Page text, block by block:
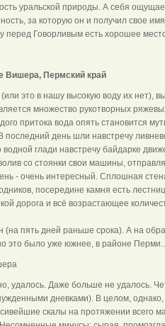
уральской природы. А себя
за которую он и получил свое
перед Говорливым есть хорошее
Вишера, Пермский край
это в нашу высокую воду их нет),
множество рукотворных
притока вода опять становится
последний день шли навстречу
глади навстречу байдарке
со стоянки свои машины,
- очень интересный. Сплошная
посередине камня есть
дорога и всё возрастающее
пять дней раньше срока). А на
это было уже южнее, в районе
удалось. Даже больше не удалось.
дневками). В целом,
скалы на протяжении всего